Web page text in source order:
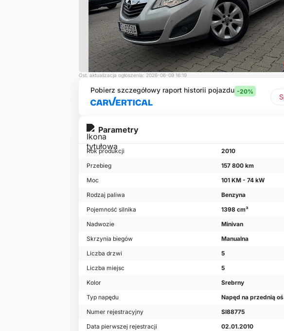
Ost. aktualizacja ogłoszenia: 2026-06-09 16:19
Pobierz szczegółowy raport historii pojazdu -20%
Parametry
Rok produkcji
2010
Przebieg
157 800 km
Moc
101 KM - 74 kW
Rodzaj paliwa
Benzyna
Pojemność silnika
1398 cm³
Nadwozie
Minivan
Skrzynia biegów
Manualna
Liczba drzwi
5
Liczba miejsc
5
Kolor
Srebrny
Typ napędu
Napęd na przednią oś
Numer rejestracyjny
SI88775
Data pierwszej rejestracji
02.01.2010